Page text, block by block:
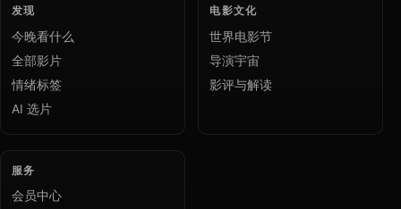
发现
今晚看什么
全部影片
情绪标签
AI 选片
电影文化
世界电影节
导演宇宙
影评与解读
服务
会员中心